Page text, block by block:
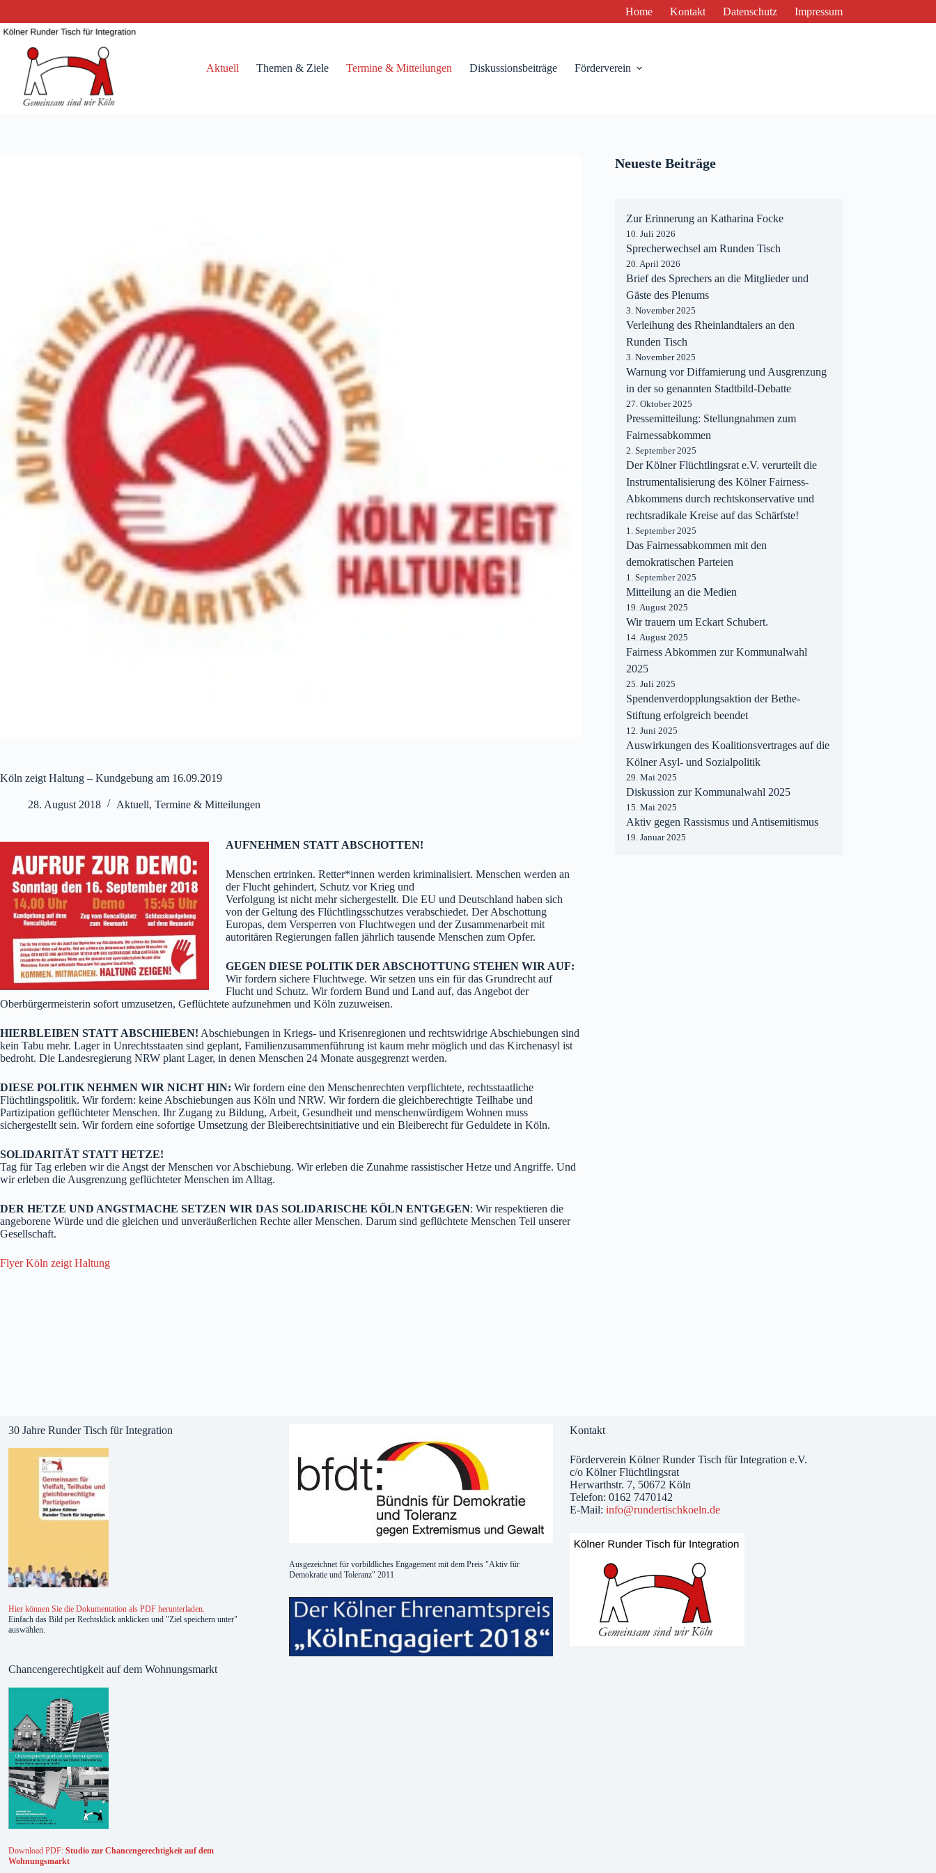
springen
Home Kontakt Datenschutz Impressum
Aktuell Themen & Ziele Termine & Mitteilungen Diskussionsbeiträge Förderverein
Köln zeigt Haltung – Kundgebung am 16.09.2019
28. August 2018 Aktuell, Termine & Mitteilungen
AUFNEHMEN STATT ABSCHOTTEN!
Menschen ertrinken. Retter*innen werden kriminalisiert. Menschen werden an
der Flucht gehindert, Schutz vor Krieg und
Verfolgung ist nicht mehr sichergestellt. Die EU und Deutschland haben sich
von der Geltung des Flüchtlingsschutzes verabschiedet. Der Abschottung
Europas, dem Versperren von Fluchtwegen und der Zusammenarbeit mit
autoritären Regierungen fallen jährlich tausende Menschen zum Opfer.
GEGEN DIESE POLITIK DER ABSCHOTTUNG STEHEN WIR AUF:
Wir fordern sichere Fluchtwege. Wir setzen uns ein für das Grundrecht auf
Flucht und Schutz. Wir fordern Bund und Land auf, das Angebot der
Oberbürgermeisterin sofort umzusetzen, Geflüchtete aufzunehmen und Köln zuzuweisen.
HIERBLEIBEN STATT ABSCHIEBEN! Abschiebungen in Kriegs- und Krisenregionen und rechtswidrige Abschiebungen sind
kein Tabu mehr. Lager in Unrechtsstaaten sind geplant, Familienzusammenführung ist kaum mehr möglich und das Kirchenasyl ist
bedroht. Die Landesregierung NRW plant Lager, in denen Menschen 24 Monate ausgegrenzt werden.
DIESE POLITIK NEHMEN WIR NICHT HIN: Wir fordern eine den Menschenrechten verpflichtete, rechtsstaatliche
Flüchtlingspolitik. Wir fordern: keine Abschiebungen aus Köln und NRW. Wir fordern die gleichberechtigte Teilhabe und
Partizipation geflüchteter Menschen. Ihr Zugang zu Bildung, Arbeit, Gesundheit und menschenwürdigem Wohnen muss
sichergestellt sein. Wir fordern eine sofortige Umsetzung der Bleiberechtsinitiative und ein Bleiberecht für Geduldete in Köln.
SOLIDARITÄT STATT HETZE!
Tag für Tag erleben wir die Angst der Menschen vor Abschiebung. Wir erleben die Zunahme rassistischer Hetze und Angriffe. Und
wir erleben die Ausgrenzung geflüchteter Menschen im Alltag.
DER HETZE UND ANGSTMACHE SETZEN WIR DAS SOLIDARISCHE KÖLN ENTGEGEN: Wir respektieren die
angeborene Würde und die gleichen und unveräußerlichen Rechte aller Menschen. Darum sind geflüchtete Menschen Teil unserer
Gesellschaft.
Flyer Köln zeigt Haltung
Neueste Beiträge
Zur Erinnerung an Katharina Focke
10. Juli 2026
Sprecherwechsel am Runden Tisch
20. April 2026
Brief des Sprechers an die Mitglieder und
Gäste des Plenums
3. November 2025
Verleihung des Rheinlandtalers an den
Runden Tisch
3. November 2025
Warnung vor Diffamierung und Ausgrenzung
in der so genannten Stadtbild-Debatte
27. Oktober 2025
Pressemitteilung: Stellungnahmen zum
Fairnessabkommen
2. September 2025
Der Kölner Flüchtlingsrat e.V. verurteilt die
Instrumentalisierung des Kölner Fairness-
Abkommens durch rechtskonservative und
rechtsradikale Kreise auf das Schärfste!
1. September 2025
Das Fairnessabkommen mit den
demokratischen Parteien
1. September 2025
Mitteilung an die Medien
19. August 2025
Wir trauern um Eckart Schubert.
14. August 2025
Fairness Abkommen zur Kommunalwahl
2025
25. Juli 2025
Spendenverdopplungsaktion der Bethe-
Stiftung erfolgreich beendet
12. Juni 2025
Auswirkungen des Koalitionsvertrages auf die
Kölner Asyl- und Sozialpolitik
29. Mai 2025
Diskussion zur Kommunalwahl 2025
15. Mai 2025
Aktiv gegen Rassismus und Antisemitismus
19. Januar 2025
30 Jahre Runder Tisch für Integration
Hier können Sie die Dokumentation als PDF herunterladen.
Einfach das Bild per Rechtsklick anklicken und "Ziel speichern unter"
auswählen.
Chancengerechtigkeit auf dem Wohnungsmarkt
Download PDF: Studio zur Chancengerechtigkeit auf dem
Wohnungsmarkt
Ausgezeichnet für vorbildliches Engagement mit dem Preis "Aktiv für
Demokratie und Toleranz" 2011
Kontakt
Förderverein Kölner Runder Tisch für Integration e.V.
c/o Kölner Flüchtlingsrat
Herwarthstr. 7, 50672 Köln
Telefon: 0162 7470142
E-Mail:info@rundertischkoeln.de